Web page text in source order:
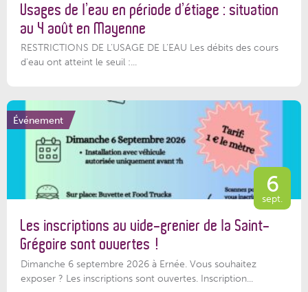
Usages de l’eau en période d’étiage : situation
au 4 août en Mayenne
RESTRICTIONS DE L’USAGE DE L’EAU Les débits des cours
d'eau ont atteint le seuil :...
Événement
6
sept.
Les inscriptions au vide-grenier de la Saint-
Grégoire sont ouvertes !
Dimanche 6 septembre 2026 à Ernée. Vous souhaitez
exposer ? Les inscriptions sont ouvertes. Inscription...